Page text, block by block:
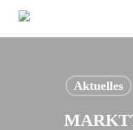
Skip
Aktuelles